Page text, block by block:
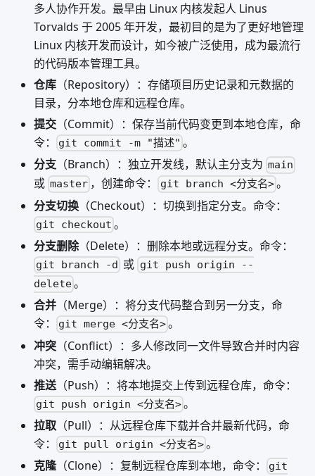
多人协作开发。最早由 Linux 内核发起人 Linus
Torvalds 于 2005 年开发，最初目的是为了更好地管理
Linux 内核开发而设计，如今被广泛使用，成为最流行
的代码版本管理工具。
仓库 （Repository）：存储项目历史记录和元数据的
目录，分本地仓库和远程仓库。
提交 （Commit）：保存当前代码变更到本地仓库，命
令：
git commit -m "描述" 。
分支 （Branch）：独立开发线，默认主分支为 main
或 master ，创建命令： git branch <分支名>。
分支切换 （Checkout）：切换到指定分支。命令：
git checkout 。
分支删除（Delete）：删除本地或远程分支。命令：
git branch -d 或 git push origin --
delete。
合并 （Merge）：将分支代码整合到另一分支，命
令：
git merge <分支名>。
冲突 （Conflict）：多人修改同一文件导致合并时内容
冲突，需手动编辑解决。
推送（Push）：将本地提交上传到远程仓库，命令：
git push origin <分支名>。
拉取 （Pull）：从远程仓库下载并合并最新代码，命
令：
git pull origin <分支名>。
克隆（Clone）：复制远程仓库到本地，命令：
git